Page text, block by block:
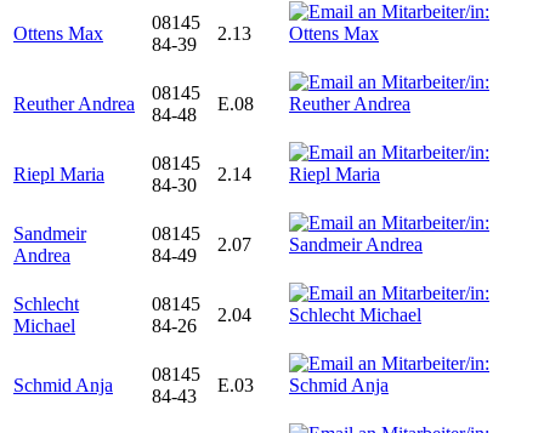
Ottens Max
08145
84-39
2.13
Reuther Andrea
08145
84-48
E.08
Riepl Maria
08145
84-30
2.14
Sandmeir
Andrea
08145
84-49
2.07
Schlecht
Michael
08145
84-26
2.04
Schmid Anja
08145
84-43
E.03